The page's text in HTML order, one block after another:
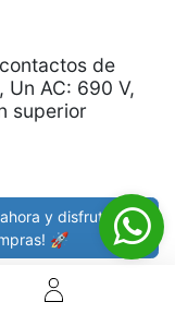
de
Un AC: 690 V,
superior
y disfruta de
🚀